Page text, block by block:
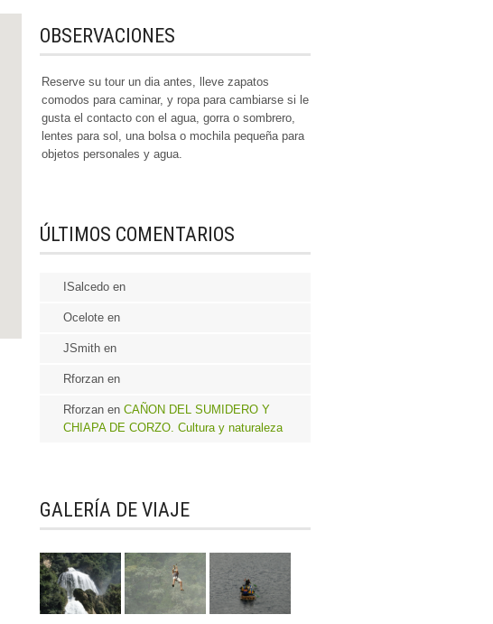
OBSERVACIONES
Reserve su tour un dia antes, lleve zapatos
comodos para caminar, y ropa para cambiarse si le
gusta el contacto con el agua, gorra o sombrero,
lentes para sol, una bolsa o mochila pequeña para
objetos personales y agua.
ÚLTIMOS COMENTARIOS
ISalcedo en
Ocelote en
JSmith en
Rforzan en
Rforzan en CAÑON DEL SUMIDERO Y
CHIAPA DE CORZO. Cultura y naturaleza
GALERÍA DE VIAJE